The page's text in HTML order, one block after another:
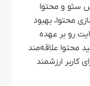
سئو و محتوا
محتوا، بهبود
رو بر عهده
محتوا علاقه‌مند
کاربر ارزشمند